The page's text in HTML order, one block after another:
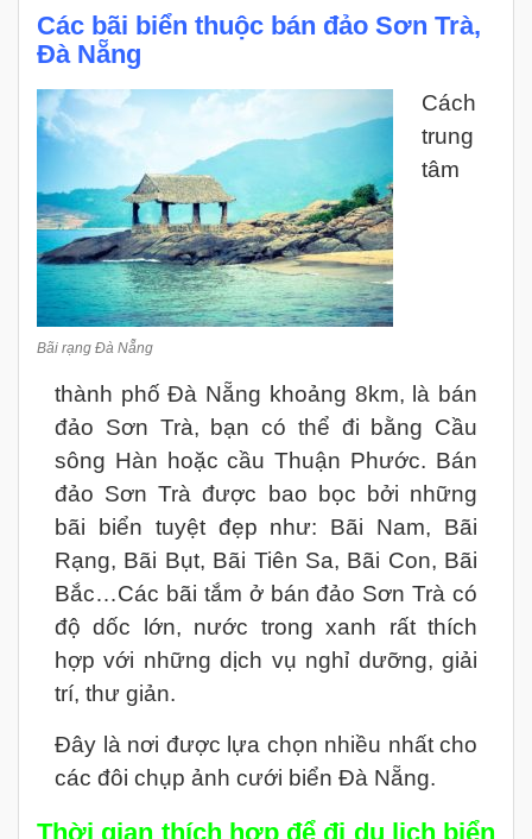
Các bãi biển thuộc bán đảo Sơn Trà,
Đà Nẵng
Bãi rạng Đà Nẵng
Cách
trung
tâm
thành phố Đà Nẵng khoảng 8km, là bán
đảo Sơn Trà, bạn có thể đi bằng Cầu
sông Hàn hoặc cầu Thuận Phước. Bán
đảo Sơn Trà được bao bọc bởi những
bãi biển tuyệt đẹp như: Bãi Nam, Bãi
Rạng, Bãi Bụt, Bãi Tiên Sa, Bãi Con, Bãi
Bắc…Các bãi tắm ở bán đảo Sơn Trà có
độ dốc lớn, nước trong xanh rất thích
hợp với những dịch vụ nghỉ dưỡng, giải
trí, thư giản.
Đây là nơi được lựa chọn nhiều nhất cho
các đôi chụp ảnh cưới biển Đà Nẵng.
Thời gian thích hợp để đi du lịch biển